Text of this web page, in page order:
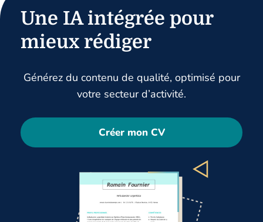
Une IA intégrée pour
mieux rédiger
Générez du contenu de qualité, optimisé pour
votre secteur d’activité.
Créer mon CV